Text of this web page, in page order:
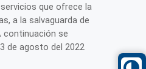
que ofrece la
a la salvaguarda de
se
de agosto del 2022